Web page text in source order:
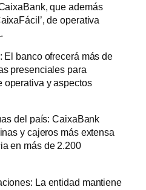
que además
de operativa
El banco ofrecerá más de
presenciales para
operativa y aspectos
del país: CaixaBank
y cajeros más extensa
en más de 2.200
La entidad mantiene